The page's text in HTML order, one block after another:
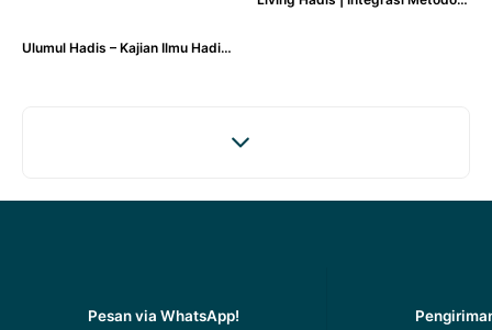
Ulumul Hadis – Kajian Ilmu Hadis, Sejarah Perkembangan, dan Kodifikasinya - Achmad Muzammil Alfan Nasrullah, M. Ag.
Pesan via WhatsApp!